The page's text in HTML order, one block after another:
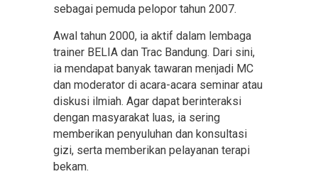
sebagai pemuda pelopor tahun 2007.
Awal tahun 2000, ia aktif dalam lembaga
trainer BELIA dan Trac Bandung. Dari sini,
ia mendapat banyak tawaran menjadi MC
dan moderator di acara-acara seminar atau
diskusi ilmiah. Agar dapat berinteraksi
dengan masyarakat luas, ia sering
memberikan penyuluhan dan konsultasi
gizi, serta memberikan pelayanan terapi
bekam.